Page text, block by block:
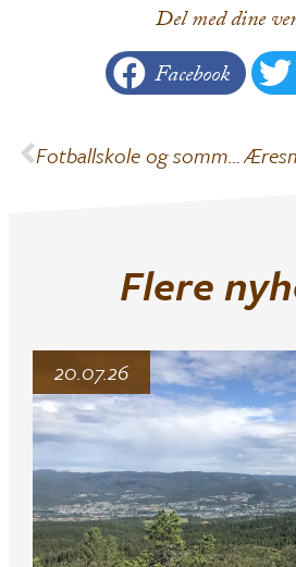
Del med dine
Facebook
Fotballskole og sommer camp = GOD SOMMER!
Flere
20.07.26